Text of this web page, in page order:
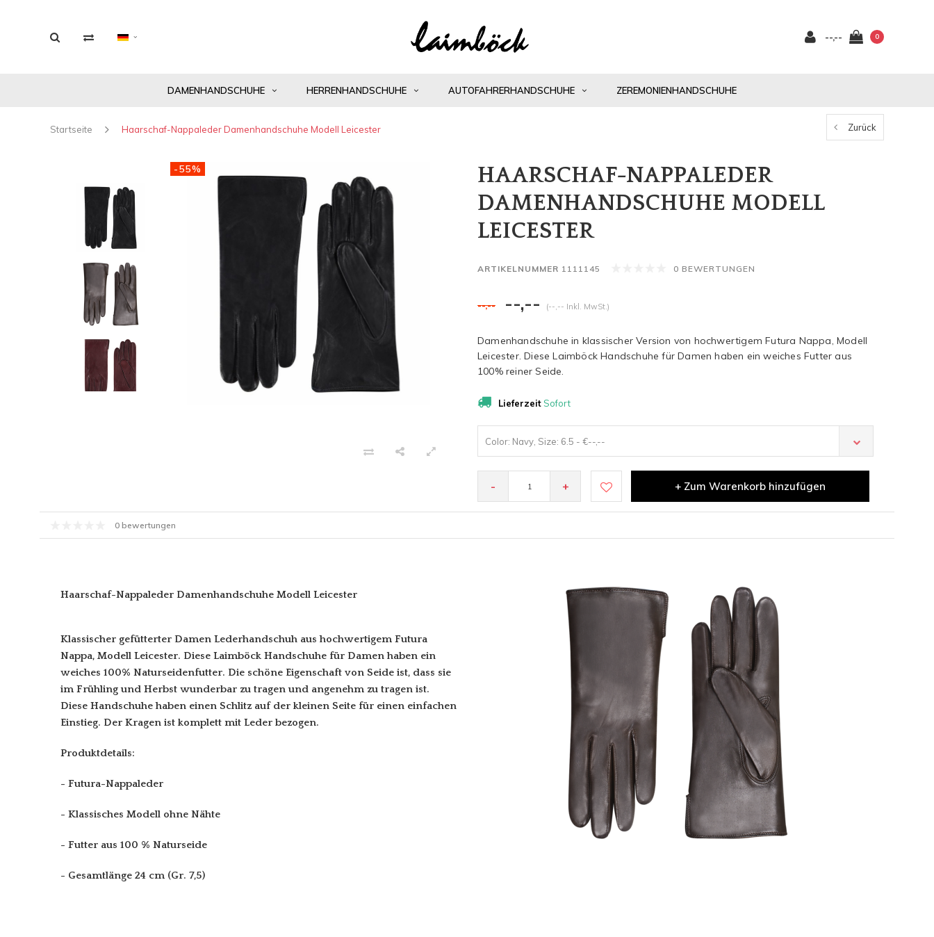
--,-- 0
DAMENHANDSCHUHE HERRENHANDSCHUHE AUTOFAHRERHANDSCHUHE ZEREMONIENHANDSCHUHE
Startseite Haarschaf-Nappaleder Damenhandschuhe Modell Leicester Zurück
-55%
HAARSCHAF-NAPPALEDER
DAMENHANDSCHUHE MODELL
LEICESTER
ARTIKELNUMMER 1111145 0 BEWERTUNGEN
--,-- --,-- (--,-- Inkl. MwSt.)
Damenhandschuhe in klassischer Version von hochwertigem Futura Nappa, Modell
Leicester. Diese Laimböck Handschuhe für Damen haben ein weiches Futter aus
100% reiner Seide.
LieferzeitSofort
Color: Navy, Size: 6.5 - €--,--
- + + Zum Warenkorb hinzufügen
0 bewertungen
Haarschaf-Nappaleder Damenhandschuhe Modell Leicester
Klassischer gefütterter Damen Lederhandschuh aus hochwertigem Futura
Nappa, Modell Leicester. Diese Laimböck Handschuhe für Damen haben ein
weiches 100% Naturseidenfutter. Die schöne Eigenschaft von Seide ist, dass sie
im Frühling und Herbst wunderbar zu tragen und angenehm zu tragen ist.
Diese Handschuhe haben einen Schlitz auf der kleinen Seite für einen einfachen
Einstieg. Der Kragen ist komplett mit Leder bezogen.
Produktdetails:
- Futura-Nappaleder
- Klassisches Modell ohne Nähte
- Futter aus 100 % Naturseide
- Gesamtlänge 24 cm (Gr. 7,5)